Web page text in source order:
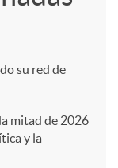
su red de
mitad de 2026
y la